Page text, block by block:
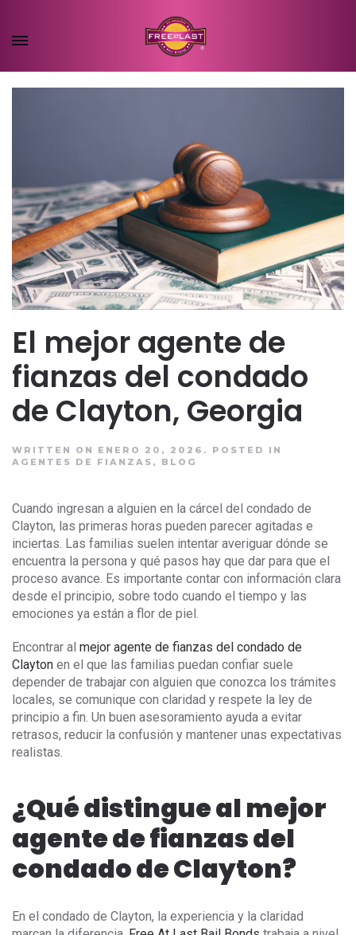
El mejor agente de
fianzas del condado
de Clayton, Georgia
WRITTEN ON ENERO 20, 2026. POSTED IN
AGENTES DE FIANZAS , BLOG
Cuando ingresan a alguien en la cárcel del condado de
Clayton, las primeras horas pueden parecer agitadas e
inciertas. Las familias suelen intentar averiguar dónde se
encuentra la persona y qué pasos hay que dar para que el
proceso avance. Es importante contar con información clara
desde el principio, sobre todo cuando el tiempo y las
emociones ya están a flor de piel.
Encontrar al mejor agente de fianzas del condado de
Clayton en el que las familias puedan confiar suele
depender de trabajar con alguien que conozca los trámites
locales, se comunique con claridad y respete la ley de
principio a fin. Un buen asesoramiento ayuda a evitar
retrasos, reducir la confusión y mantener unas expectativas
realistas.
¿Qué distingue al mejor
agente de fianzas del
condado de Clayton?
En el condado de Clayton, la experiencia y la claridad